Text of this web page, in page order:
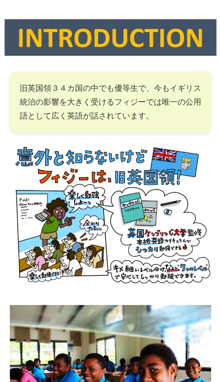
旧英国領３４カ国の中でも優等生で、今もイギリス
統治の影響を大きく受けるフィジーでは唯一の公用
語として広く英語が話されています。